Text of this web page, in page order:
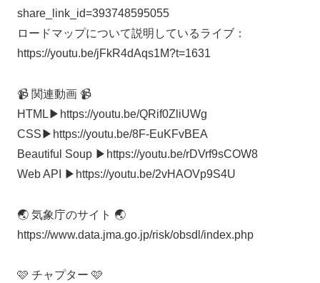
share_link_id=393748595055
ロードマップについて説明しているライブ：
https://youtu.be/jFkR4dAqs1M?t=1631
📹 関連動画 📹
HTML▶︎https://youtu.be/QRif0ZliUWg
CSS▶︎https://youtu.be/8F-EuKFvBEA
Beautiful Soup ▶︎https://youtu.be/rDVrf9sCOW8
Web API ▶︎https://youtu.be/2vHAOVp9S4U
🌏 気象庁のサイト 🌏
https://www.data.jma.go.jp/risk/obsdl/index.php
🩷 チャプター 🩷